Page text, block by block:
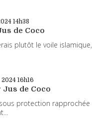
14h38
de Coco
plutôt le voile islamique,
16h16
Jus de Coco
protection rapprochée